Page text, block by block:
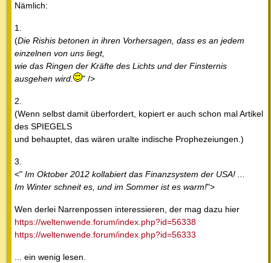
Nämlich:
1.
(Die Rishis betonen in ihren Vorhersagen, dass es an jedem
einzelnen von uns liegt,
wie das Ringen der Kräfte des Lichts und der Finsternis
ausgehen wird.
" />
2.
(Wenn selbst damit überfordert, kopiert er auch schon mal Artikel
des SPIEGELS
und behauptet, das wären uralte indische Prophezeiungen.)
3.
<" Im Oktober 2012 kollabiert das Finanzsystem der USA! ...
Im Winter schneit es, und im Sommer ist es warm!">
Wen derlei Narrenpossen interessieren, der mag dazu hier
https://weltenwende.forum/index.php?id=56338
https://weltenwende.forum/index.php?id=56333
... ein wenig lesen.